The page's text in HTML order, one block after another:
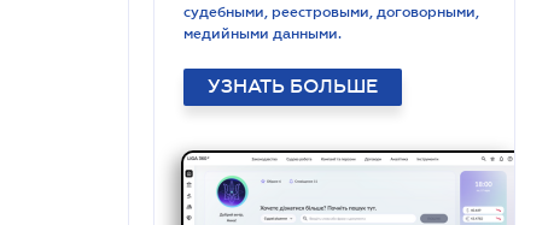
судебными, реестровыми, договорными,
медийными данными.
УЗНАТЬ БОЛЬШЕ